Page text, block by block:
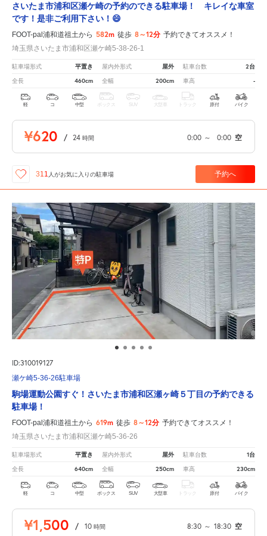
さいたま市浦和区瀬ケ崎の予約のできる駐車場！ キレイな車室
です！是非ご利用下さい！😄
FOOT-pal浦和道祖土から 582m 徒歩 8～12分 予約できてオススメ！
埼玉県さいたま市浦和区瀬ケ崎5-38-26-1
駐車場形式 平置き 屋内外形式 屋外 駐車台数 2台
全長 460cm 全幅 200cm 車高 -
軽 コ 中型 ボックス SUV 大型車 トラック 原付 バイク
¥620 / 24 時間 0:00 ～ 0:00 空
311 人がお気に入りの駐車場 予約へ
ID:310019127
瀬ケ崎5-36-26駐車場
駒場運動公園すぐ！さいたま市浦和区瀬ヶ崎５丁目の予約できる
駐車場！
FOOT-pal浦和道祖土から 619m 徒歩 8～12分 予約できてオススメ！
埼玉県さいたま市浦和区瀬ケ崎5-36-26
駐車場形式 平置き 屋内外形式 屋外 駐車台数 1台
全長 640cm 全幅 250cm 車高 230cm
軽 コ 中型 ボックス SUV 大型車 トラック 原付 バイク
¥1,500 / 10 時間 8:30 ～ 18:30 空